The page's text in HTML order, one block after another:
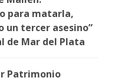
para matarla,
un tercer asesino”
de Mar del Plata
Patrimonio